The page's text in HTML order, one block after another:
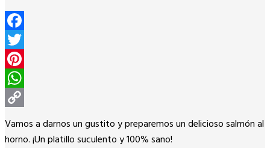
Facebook
Twitter
Pinterest
WhatsApp
Copy
Link
Vamos a darnos un gustito y preparemos un delicioso salmón al
horno. ¡Un platillo suculento y 100% sano!